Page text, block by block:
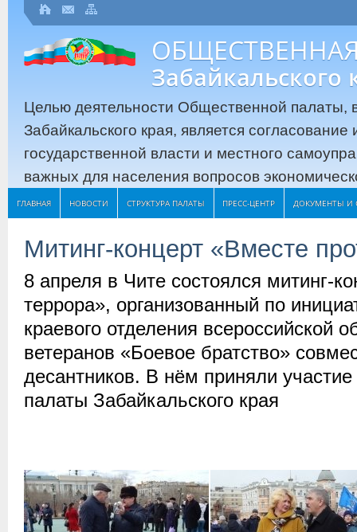
Забайкальского
Целью деятельности Общественной палаты,
Забайкальского края, является
государственной власти и местного
важных для населения вопросов
ГЛАВНАЯ НОВОСТИ СТРУКТУРА ПАЛАТЫ ПРЕСС-ЦЕНТР ДОКУМЕНТЫ И
Митинг-концерт «Вместе
8 апреля в Чите состоялся митинг-
террора», организованный по
краевого отделения всероссийской
ветеранов «Боевое братство»
десантников. В нём приняли
палаты Забайкальского края